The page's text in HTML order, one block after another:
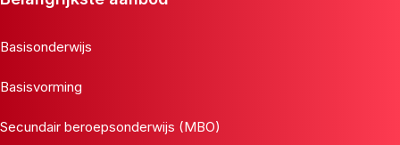
Basisonderwijs
Basisvorming
Secundair beroepsonderwijs (MBO)